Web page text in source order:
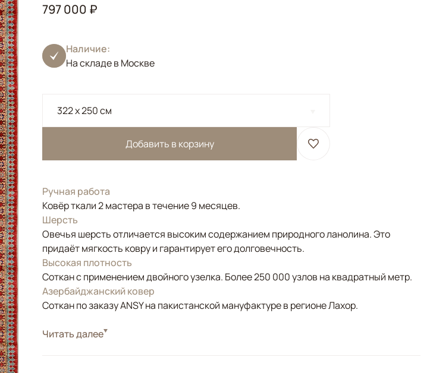
797 000 ₽
Наличие:
На складе в Москве
322 x 250 см
Добавить в корзину
Ручная работа
Ковёр ткали 2 мастера в течение 9 месяцев.
Шерсть
Овечья шерсть отличается высоким содержанием природного ланолина. Это
придаёт мягкость ковру и гарантирует его долговечность.
Высокая плотность
Соткан с применением двойного узелка. Более 250 000 узлов на квадратный метр.
Азербайджанский ковер
Соткан по заказу ANSY на пакистанской мануфактуре в регионе Лахор.
СтильКлассические
Читать далее